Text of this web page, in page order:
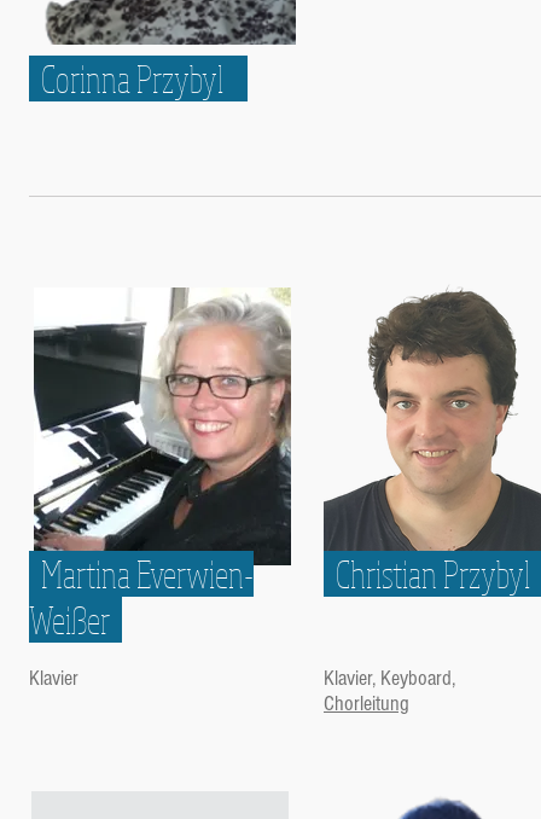
Corinna Przybyl
Martina Everwien-
Weißer
Christian Przybyl
Klavier
Klavier, Keyboard,
Chorleitung